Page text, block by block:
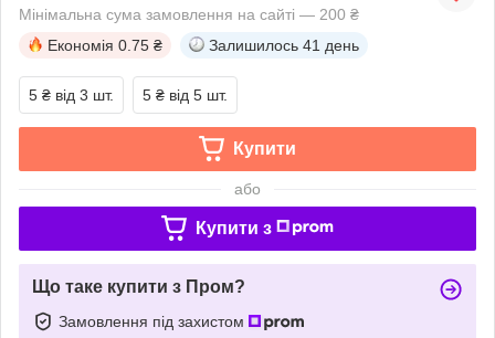
Мінімальна сума замовлення на сайті — 200 ₴
Економія 0.75 ₴ Залишилось 41 день
5 ₴ від 3 шт. 5 ₴ від 5 шт.
Купити
або
Купити з
Що таке купити з Пром?
Замовлення під захистом